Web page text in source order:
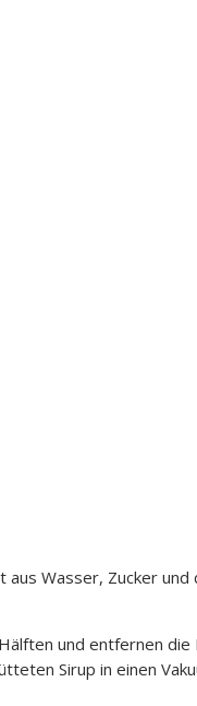
Wasser, Zucker
und entfernen
Sirup in einen